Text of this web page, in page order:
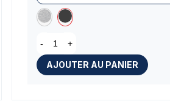
- +
AJOUTER AU PANIER